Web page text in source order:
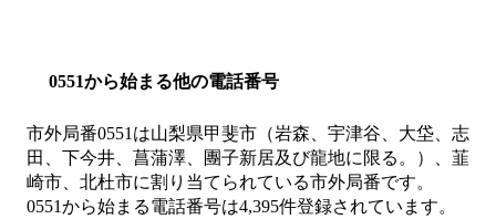
0551から始まる他の電話番号
市外局番0551 は山梨県甲斐市（岩森、宇津谷、大垈、志
田、下今井、菖蒲澤、團子新居及び龍地に限る。）、韮
崎市、北杜市に割り当てられている市外局番です。
0551から始まる電話番号は4,395件登録されています。